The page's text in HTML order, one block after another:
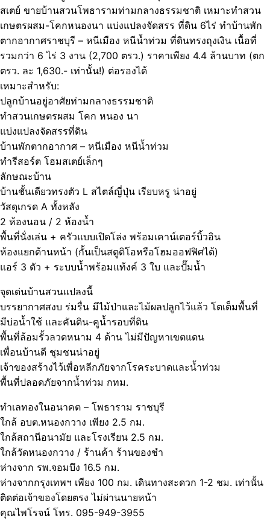
สเตย์ ขายบ้านสวนโพธารามท่ามกลางธรรมชาติ เหมาะทำสวน
เกษตรผสม-โคกหนองนา แบ่งแปลงจัดสรร ที่ดิน 6ไร่ ทำบ้านพัก
ตากอากาศราชบุรี – หนีเมือง หนีน้ำท่วม ที่ดินทรงถุงเงิน เนื้อที่
รวมกว่า 6 ไร่ 3 งาน (2,700 ตรว.) ราคาเพียง 4.4 ล้านบาท (ตก
ตรว. ละ 1,630.- เท่านั้น!) ต่อรองได้
เหมาะสำหรับ:
ปลูกบ้านอยู่อาศัยท่ามกลางธรรมชาติ
ทำสวนเกษตรผสม โคก หนอง นา
แบ่งแปลงจัดสรรที่ดิน
บ้านพักตากอากาศ – หนีเมือง หนีน้ำท่วม
ทำรีสอร์ต โฮมสเตย์เล็กๆ
ลักษณะบ้าน
บ้านชั้นเดียวทรงตัว L สไตล์ญี่ปุ่น เรียบหรู น่าอยู่
วัสดุเกรด A ทั้งหลัง
2 ห้องนอน / 2 ห้องน้ำ
พื้นที่นั่งเล่น + ครัวแบบเปิดโล่ง พร้อมเคาน์เตอร์บิ้วอิน
ห้องแยกด้านหน้า (กั้นเป็นสตูดิโอหรือโฮมออฟฟิศได้)
แอร์ 3 ตัว + ระบบน้ำพร้อมแท้งค์ 3 ใบ และปั๊มน้ำ
จุดเด่นบ้านสวนแปลงนี้
บรรยากาศสงบ ร่มรื่น มีไม้ป่าและไม้ผลปลูกไว้แล้ว โตเต็มพื้นที่
มีบ่อน้ำใช้ และคันดิน-คูน้ำรอบที่ดิน
พื้นที่ล้อมรั้วลวดหนาม 4 ด้าน ไม่มีปัญหาเขตแดน
เพื่อนบ้านดี ชุมชนน่าอยู่
เจ้าของสร้างไว้เพื่อหลีกภัยจากโรคระบาดและน้ำท่วม
พื้นที่ปลอดภัยจากน้ำท่วม กทม.
ทำเลทองในอนาคต – โพธาราม ราชบุรี
ใกล้ อบต.หนองกวาง เพียง 2.5 กม.
ใกล้สถานีอนามัย และโรงเรียน 2.5 กม.
ใกล้วัดหนองกวาง / ร้านค้า ร้านของชำ
ห่างจาก รพ.จอมบึง 16.5 กม.
ห่างจากกรุงเทพฯ เพียง 100 กม. เดินทางสะดวก 1-2 ชม. เท่านั้น
ติดต่อเจ้าของโดยตรง ไม่ผ่านนายหน้า
คุณไพโรจน์ โทร. 095-949-3955